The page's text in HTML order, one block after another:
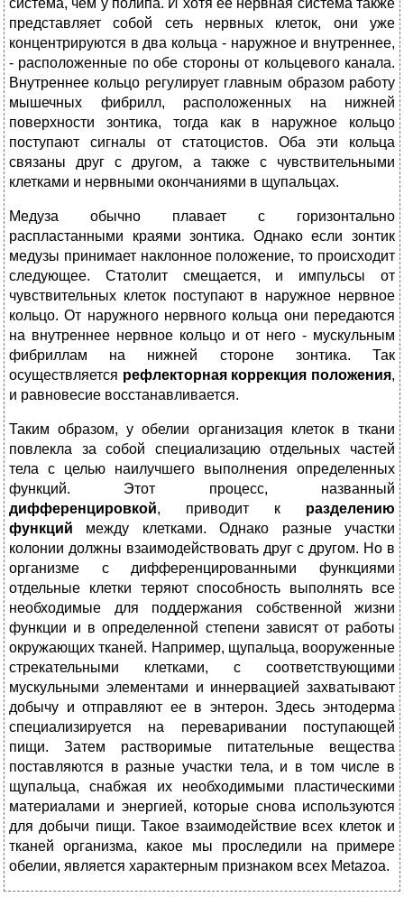
система, чем у полипа. И хотя ее нервная система также
представляет собой сеть нервных клеток, они уже
концентрируются в два кольца - наружное и внутреннее,
- расположенные по обе стороны от кольцевого канала.
Внутреннее кольцо регулирует главным образом работу
мышечных фибрилл, расположенных на нижней
поверхности зонтика, тогда как в наружное кольцо
поступают сигналы от статоцистов. Оба эти кольца
связаны друг с другом, а также с чувствительными
клетками и нервными окончаниями в щупальцах.
Медуза обычно плавает с горизонтально
распластанными краями зонтика. Однако если зонтик
медузы принимает наклонное положение, то происходит
следующее. Статолит смещается, и импульсы от
чувствительных клеток поступают в наружное нервное
кольцо. От наружного нервного кольца они передаются
на внутреннее нервное кольцо и от него - мускульным
фибриллам на нижней стороне зонтика. Так
осуществляется рефлекторная коррекция положения,
и равновесие восстанавливается.
Таким образом, у обелии организация клеток в ткани
повлекла за собой специализацию отдельных частей
тела с целью наилучшего выполнения определенных
функций. Этот процесс, названный
дифференцировкой, приводит к разделению
функций между клетками. Однако разные участки
колонии должны взаимодействовать друг с другом. Но в
организме с дифференцированными функциями
отдельные клетки теряют способность выполнять все
необходимые для поддержания собственной жизни
функции и в определенной степени зависят от работы
окружающих тканей. Например, щупальца, вооруженные
стрекательными клетками, с соответствующими
мускульными элементами и иннервацией захватывают
добычу и отправляют ее в энтерон. Здесь энтодерма
специализируется на переваривании поступающей
пищи. Затем растворимые питательные вещества
поставляются в разные участки тела, и в том числе в
щупальца, снабжая их необходимыми пластическими
материалами и энергией, которые снова используются
для добычи пищи. Такое взаимодействие всех клеток и
тканей организма, какое мы проследили на примере
обелии, является характерным признаком всех Metazoa.